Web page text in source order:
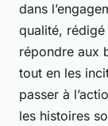
dans
qualité,
répondre aux
tout en les
passer à
les histoires